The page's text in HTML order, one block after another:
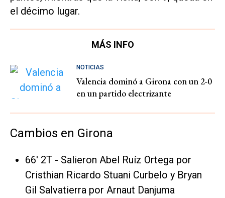
el décimo lugar.
MÁS INFO
NOTICIAS
Valencia dominó a Girona con un 2-0
en un partido electrizante
Cambios en Girona
66' 2T - Salieron Abel Ruíz Ortega por
Cristhian Ricardo Stuani Curbelo y Bryan
Gil Salvatierra por Arnaut Danjuma